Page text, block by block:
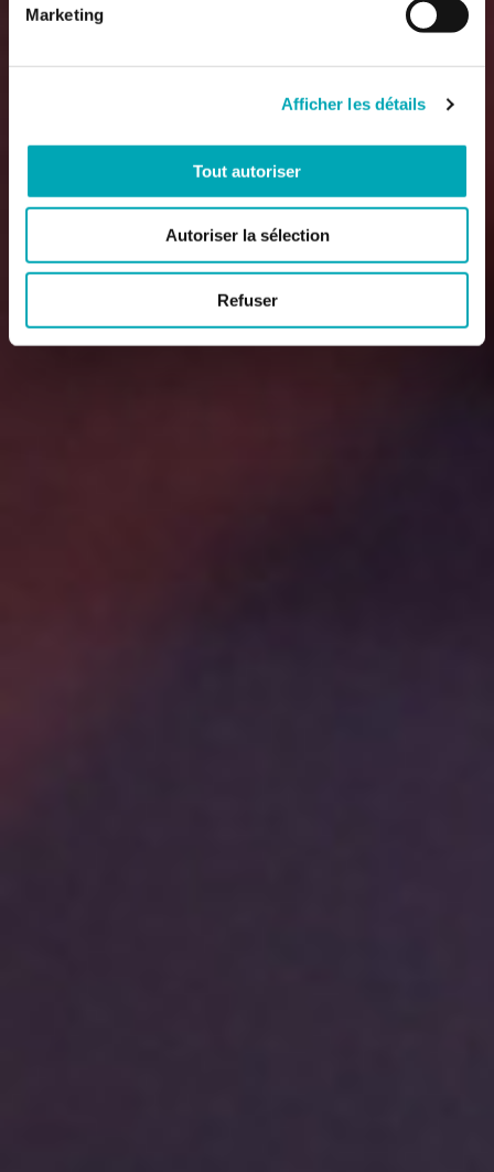
Marketing
Afficher les détails
Tout autoriser
Autoriser la sélection
Refuser